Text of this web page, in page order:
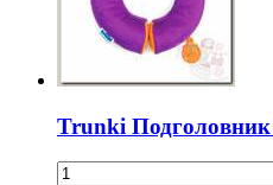
Trunki Подголовник